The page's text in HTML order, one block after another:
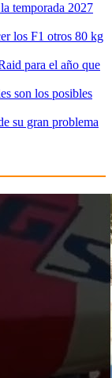
temporada 2027
los F1 otros 80 kg
para el año que
son los posibles
su gran problema